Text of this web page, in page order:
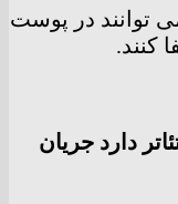
توانند در پوست
کنند.
دارد جریان